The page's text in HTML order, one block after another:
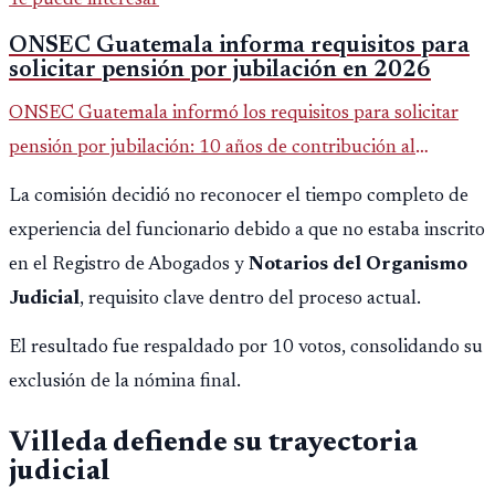
ONSEC Guatemala informa requisitos para
solicitar pensión por jubilación en 2026
ONSEC Guatemala informó los requisitos para solicitar
pensión por jubilación: 10 años de contribución al
Montepío y 50 años de edad, o 20 años de servicio sin
importar edad.
La comisión decidió no reconocer el tiempo completo de
experiencia del funcionario debido a que no estaba inscrito
en el Registro de Abogados y Notarios del Organismo
Judicial, requisito clave dentro del proceso actual.
El resultado fue respaldado por 10 votos, consolidando su
exclusión de la nómina final.
Villeda defiende su trayectoria
judicial